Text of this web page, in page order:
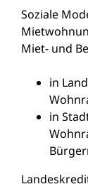
Soziale
Miet- und
in
in